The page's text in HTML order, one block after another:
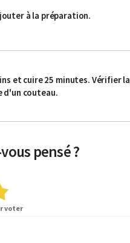
à la préparation.
et cuire 25 minutes. Vérifier la
d'un couteau.
pensé ?
voter